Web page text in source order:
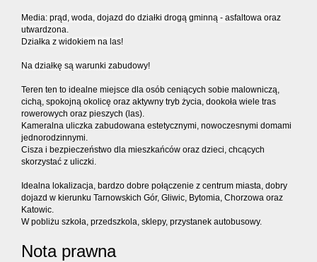
Media: prąd, woda, dojazd do działki drogą gminną - asfaltowa oraz
utwardzona.
Działka z widokiem na las!
Na działkę są warunki zabudowy!
Teren ten to idealne miejsce dla osób ceniących sobie malowniczą,
cichą, spokojną okolicę oraz aktywny tryb życia, dookoła wiele tras
rowerowych oraz pieszych (las).
Kameralna uliczka zabudowana estetycznymi, nowoczesnymi domami
jednorodzinnymi.
Cisza i bezpieczeństwo dla mieszkańców oraz dzieci, chcących
skorzystać z uliczki.
Idealna lokalizacja, bardzo dobre połączenie z centrum miasta, dobry
dojazd w kierunku Tarnowskich Gór, Gliwic, Bytomia, Chorzowa oraz
Katowic.
W pobliżu szkoła, przedszkola, sklepy, przystanek autobusowy.
Nota prawna